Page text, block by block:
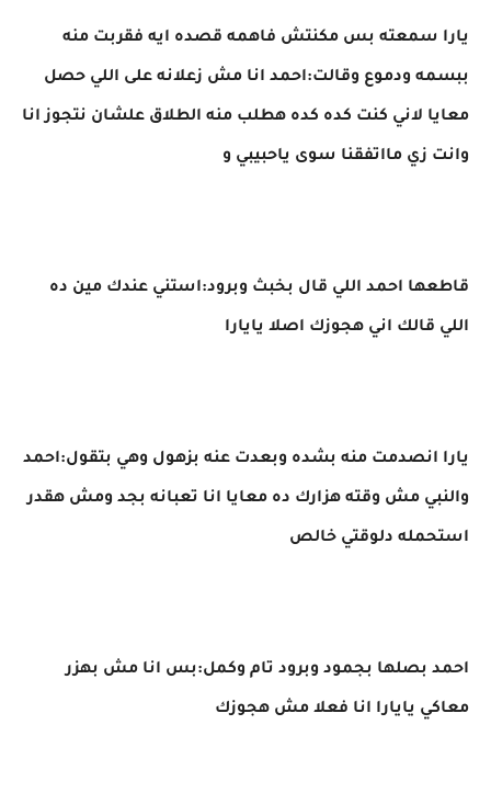
يارا سمعته بس مكنتش فاهمه قصده ايه فقربت منه
ببسمه ودموع وقالت:احمد انا مش زعلانه على اللي حصل
معايا لاني كنت كده كده هطلب منه الطلاق علشان نتجوز انا
وانت زي مااتفقنا سوى ياحبيبي و
قاطعها احمد اللي قال بخبث وبرود:استني عندك مين ده
اللي قالك اني هجوزك اصلا يايارا
يارا انصدمت منه بشده وبعدت عنه بزهول وهي بتقول:احمد
والنبي مش وقته هزارك ده معايا انا تعبانه بجد ومش هقدر
استحمله دلوقتي خالص
احمد بصلها بجمود وبرود تام وكمل:بس انا مش بهزر
معاكي يايارا انا فعلا مش هجوزك